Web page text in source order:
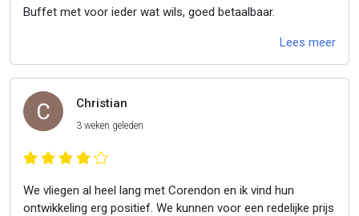
Buffet met voor ieder wat wils, goed betaalbaar.
Lees meer
Christian
3 weken geleden
We vliegen al heel lang met Corendon en ik vind hun
ontwikkeling erg positief. We kunnen voor een redelijke prijs